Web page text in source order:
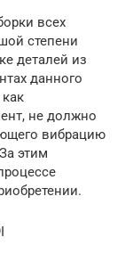
всех
степени
деталей из
данного
не должно
вибрацию
этим